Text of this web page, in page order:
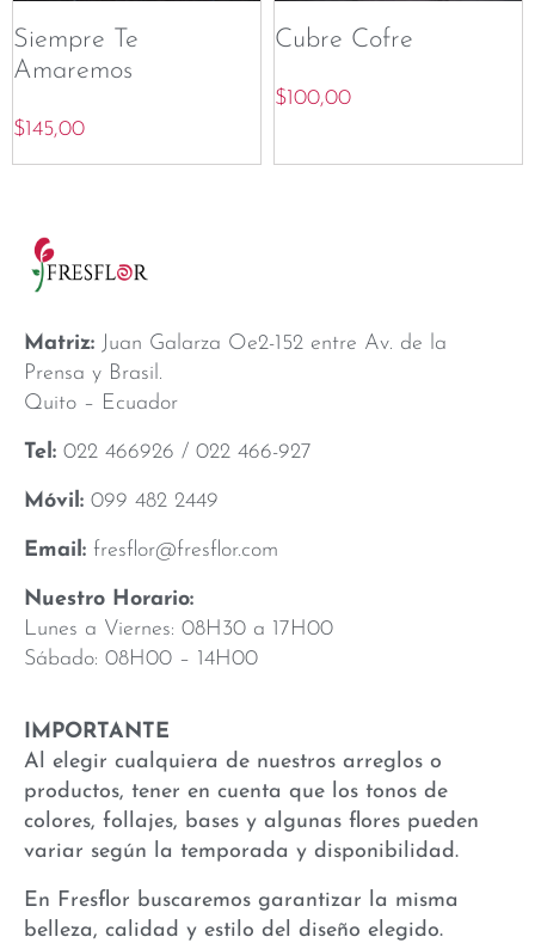
Siempre Te
Amaremos
$145,00
Cubre Cofre
$100,00
Matriz: Juan Galarza Oe2-152 entre Av. de la
Prensa y Brasil.
Quito – Ecuador
Tel: 022 466926 / 022 466-927
Móvil: 099 482 2449
Email: fresflor@fresflor.com
Nuestro Horario:
Lunes a Viernes: 08H30 a 17H00
Sábado: 08H00 – 14H00
IMPORTANTE
Al elegir cualquiera de nuestros arreglos o
productos, tener en cuenta que los tonos de
colores, follajes, bases y algunas flores pueden
variar según la temporada y disponibilidad.
En Fresflor buscaremos garantizar la misma
belleza, calidad y estilo del diseño elegido.